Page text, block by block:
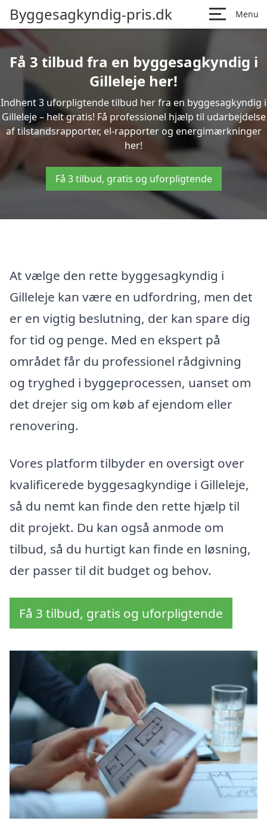
Byggesagkyndig-pris.dk Menu
Få 3 tilbud fra en byggesagkyndig i
Gilleleje her!
Indhent 3 uforpligtende tilbud her fra en byggesagkyndig i
Gilleleje – helt gratis! Få professionel hjælp til udarbejdelse
af tilstandsrapporter, el-rapporter og energimærkninger
her!
Få 3 tilbud, gratis og uforpligtende
At vælge den rette byggesagkyndig i
Gilleleje kan være en udfordring, men det
er en vigtig beslutning, der kan spare dig
for tid og penge. Med en ekspert på
området får du professionel rådgivning
og tryghed i byggeprocessen, uanset om
det drejer sig om køb af ejendom eller
renovering.
Vores platform tilbyder en oversigt over
kvalificerede byggesagkyndige i Gilleleje,
så du nemt kan finde den rette hjælp til
dit projekt. Du kan også anmode om
tilbud, så du hurtigt kan finde en løsning,
der passer til dit budget og behov.
Få 3 tilbud, gratis og uforpligtende